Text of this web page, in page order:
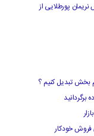
نریمان پورطلایی از
بخش تبدیل کنیم ؟
برگردانید
فروش خودکار